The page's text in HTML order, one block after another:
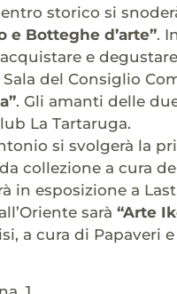
storico si
e Botteghe d’arte”.
e
Sala del Consiglio
. Gli amanti delle
La Tartaruga.
si svolgerà la
collezione a cura
in esposizione a
sarà “Arte
a cura di Papaveri